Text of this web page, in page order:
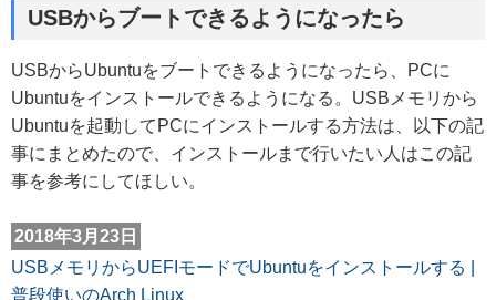
USBからブートできるようになったら
USBからUbuntuをブートできるようになったら、PCに
Ubuntuをインストールできるようになる。USBメモリから
Ubuntuを起動してPCにインストールする方法は、以下の記
事にまとめたので、インストールまで行いたい人はこの記
事を参考にしてほしい。
2018年3月23日
USBメモリからUEFIモードでUbuntuをインストールする |
普段使いのArch Linux